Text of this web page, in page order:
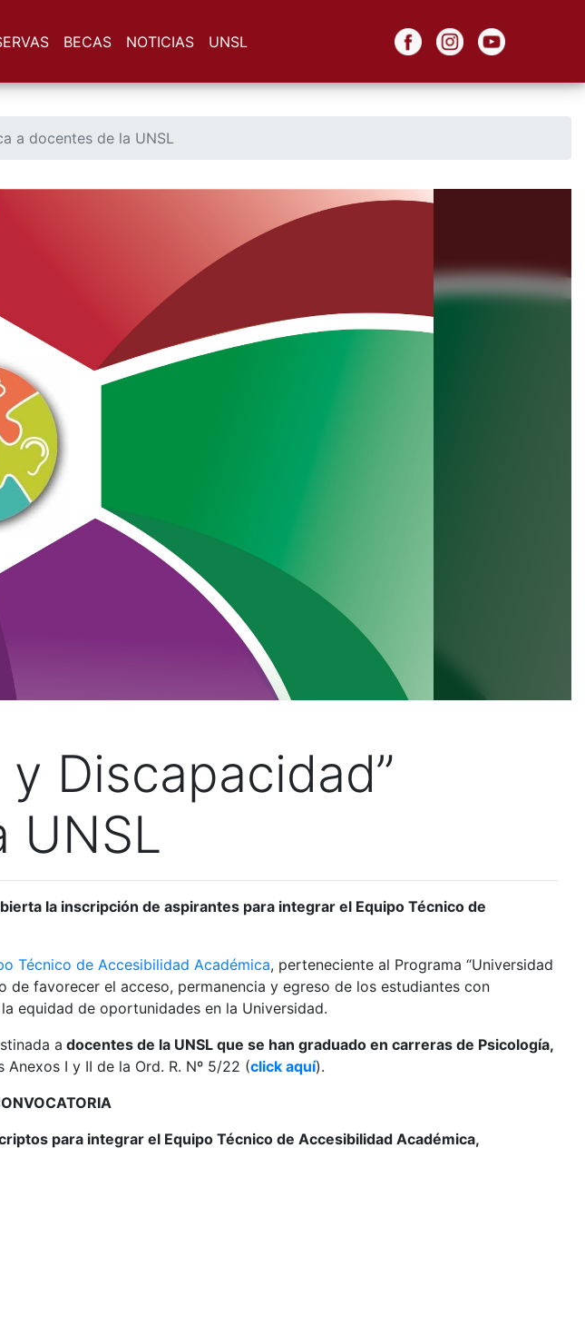
BECAS NOTICIAS UNSL
a docentes de la UNSL
Discapacidad”
UNSL
la inscripción de aspirantes para integrar el Equipo Técnico de
Técnico de Accesibilidad Académica, perteneciente al Programa “Universidad
de favorecer el acceso, permanencia y egreso de los estudiantes con
equidad de oportunidades en la Universidad.
a docentes de la UNSL que se han graduado en carreras de Psicología,
I y II de la Ord. R. Nº 5/22 (click aquí).
para integrar el Equipo Técnico de Accesibilidad Académica,